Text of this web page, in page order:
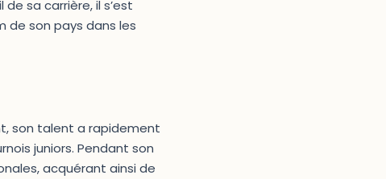
sa carrière, il s’est
de son pays dans les
son talent a rapidement
juniors. Pendant son
acquérant ainsi de